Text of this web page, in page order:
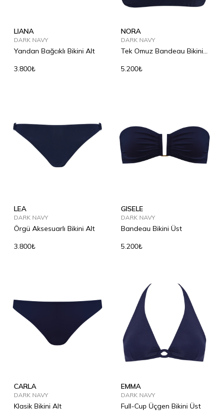
LIANA
DARK NAVY
Yandan Bağcıklı Bikini Alt
3.800₺
NORA
DARK NAVY
Tek Omuz Bandeau Bikini
5.200₺
LEA
DARK NAVY
Örgü Aksesuarlı Bikini Alt
3.800₺
GISELE
DARK NAVY
Bandeau Bikini Üst
5.200₺
CARLA
DARK NAVY
Klasik Bikini Alt
EMMA
DARK NAVY
Full-Cup Üçgen Bikini Üst